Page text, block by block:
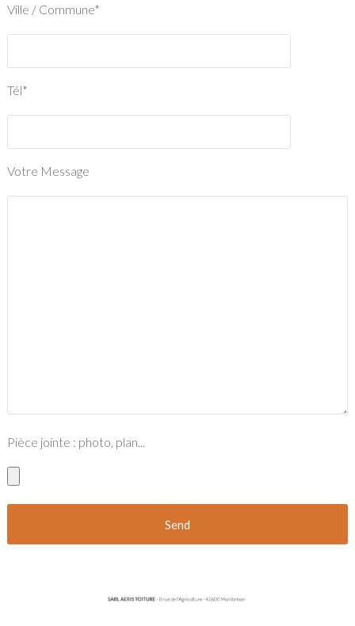
Ville / Commune*
Tél*
Votre Message
Pièce jointe : photo, plan...